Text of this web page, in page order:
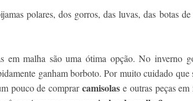
polares, dos gorros, das luvas, das botas
em malha são uma ótima opção. No inverno
ganham borboto. Por muito cuidado que
pouco de comprarcamisolas e outras peças em